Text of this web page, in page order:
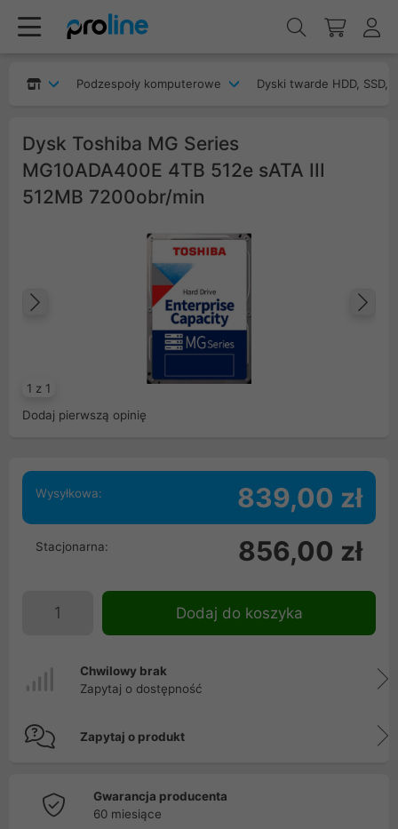
Podzespoły komputerowe Dyski twarde HDD, SSD,
Dysk Toshiba MG Series
MG10ADA400E 4TB 512e sATA III
512MB 7200obr/min
1 z 1
Poprzedni
Dodaj pierwszą opinię
Wysyłkowa: 839,00 zł
Stacjonarna: 856,00 zł
Dodaj do koszyka
Chwilowy brak
Zapytaj o dostępność
Zapytaj o produkt
Gwarancja producenta
60 miesiące